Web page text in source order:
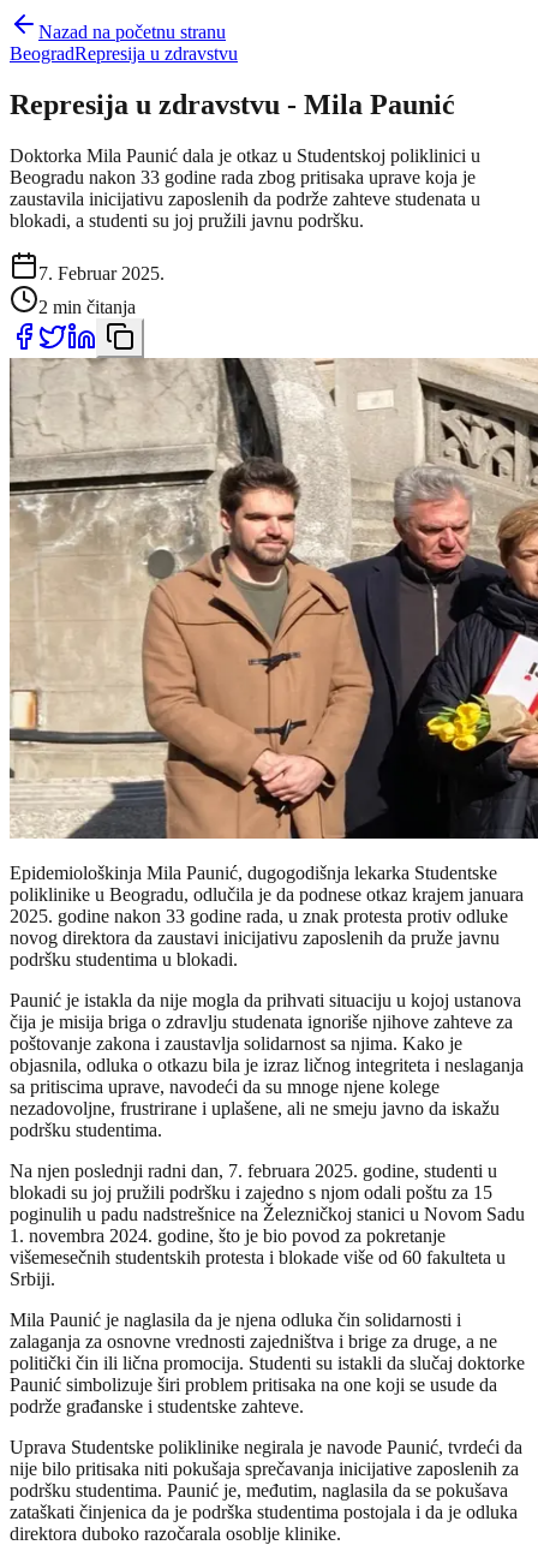
Nazad na početnu stranu
BeogradRepresija u zdravstvu
Represija u zdravstvu - Mila Paunić
Doktorka Mila Paunić dala je otkaz u Studentskoj poliklinici u
Beogradu nakon 33 godine rada zbog pritisaka uprave koja je
zaustavila inicijativu zaposlenih da podrže zahteve studenata u
blokadi, a studenti su joj pružili javnu podršku.
7. Februar 2025.
2 min čitanja
Epidemiološkinja Mila Paunić, dugogodišnja lekarka Studentske
poliklinike u Beogradu, odlučila je da podnese otkaz krajem januara
2025. godine nakon 33 godine rada, u znak protesta protiv odluke
novog direktora da zaustavi inicijativu zaposlenih da pruže javnu
podršku studentima u blokadi.
Paunić je istakla da nije mogla da prihvati situaciju u kojoj ustanova
čija je misija briga o zdravlju studenata ignoriše njihove zahteve za
poštovanje zakona i zaustavlja solidarnost sa njima. Kako je
objasnila, odluka o otkazu bila je izraz ličnog integriteta i neslaganja
sa pritiscima uprave, navodeći da su mnoge njene kolege
nezadovoljne, frustrirane i uplašene, ali ne smeju javno da iskažu
podršku studentima.
Na njen poslednji radni dan, 7. februara 2025. godine, studenti u
blokadi su joj pružili podršku i zajedno s njom odali poštu za 15
poginulih u padu nadstrešnice na Železničkoj stanici u Novom Sadu
1. novembra 2024. godine, što je bio povod za pokretanje
višemesečnih studentskih protesta i blokade više od 60 fakulteta u
Srbiji.
Mila Paunić je naglasila da je njena odluka čin solidarnosti i
zalaganja za osnovne vrednosti zajedništva i brige za druge, a ne
politički čin ili lična promocija. Studenti su istakli da slučaj doktorke
Paunić simbolizuje širi problem pritisaka na one koji se usude da
podrže građanske i studentske zahteve.
Uprava Studentske poliklinike negirala je navode Paunić, tvrdeći da
nije bilo pritisaka niti pokušaja sprečavanja inicijative zaposlenih za
podršku studentima. Paunić je, međutim, naglasila da se pokušava
zataškati činjenica da je podrška studentima postojala i da je odluka
direktora duboko razočarala osoblje klinike.